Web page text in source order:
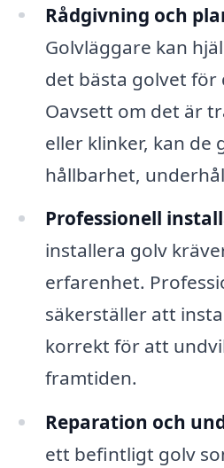
Rådgivning och
Golvläggare kan
det bästa golvet för
Oavsett om det är
eller klinker, kan de
hållbarhet,
Professionell
installera golv
erfarenhet.
säkerställer att
korrekt för att
framtiden.
Reparation och
ett befintligt golv